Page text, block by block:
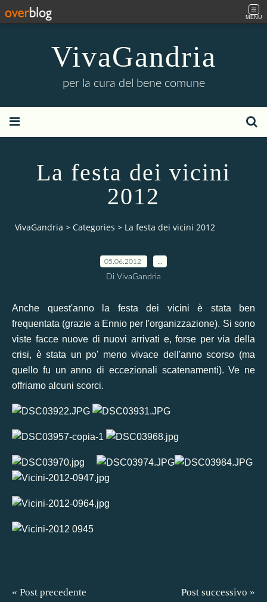
MENU
VivaGandria
per la cura del bene comune
La festa dei vicini
2012
VivaGandria > Categories > La festa dei vicini 2012
05.06.2012
Di VivaGandria
Anche quest'anno la festa dei vicini è stata ben
frequentata (grazie a Ennio per l'organizzazione). Si sono
viste facce nuove di nuovi arrivati e, forse per via della
crisi, è stata un po' meno vivace dell'anno scorso (ma
quello fu un anno di eccezionali scatenamenti). Ve ne
offriamo alcuni scorci.
« Post precedente Post successivo »